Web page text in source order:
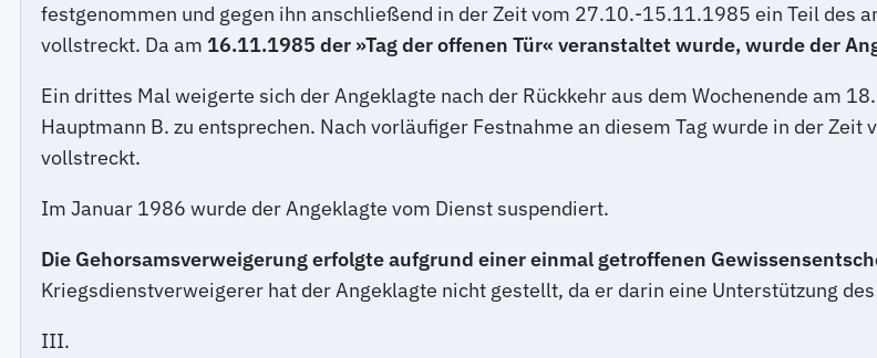
festgenommen und gegen ihn anschließend in der Zeit vom 27.10.-15.11.1985 ein Teil des
vollstreckt. Da am 16.11.1985 der »Tag der offenen Tür« veranstaltet wurde, wurde der
Ein drittes Mal weigerte sich der Angeklagte nach der Rückkehr aus dem Wochenende am
Hauptmann B. zu entsprechen. Nach vorläufiger Festnahme an diesem Tag wurde in der
vollstreckt.
Im Januar 1986 wurde der Angeklagte vom Dienst suspendiert.
Die Gehorsamsverweigerung erfolgte aufgrund einer einmal getroffenen
Kriegsdienstverweigerer hat der Angeklagte nicht gestellt, da er darin eine Unterstützung
III.